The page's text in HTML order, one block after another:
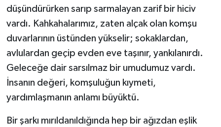
düşündürürken sarıp sarmalayan zarif bir hiciv
vardı. Kahkahalarımız, zaten alçak olan komşu
duvarlarının üstünden yükselir; sokaklardan,
avlulardan geçip evden eve taşınır, yankılanırdı.
Geleceğe dair sarsılmaz bir umudumuz vardı.
İnsanın değeri, komşuluğun kıymeti,
yardımlaşmanın anlamı büyüktü.
Bir şarkı mırıldanıldığında hep bir ağızdan eşlik